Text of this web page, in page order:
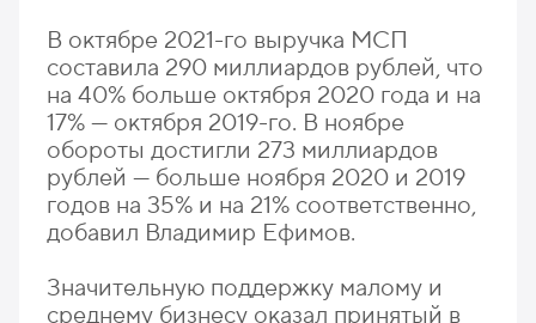
В октябре 2021-го выручка МСП
составила 290 миллиардов рублей, что
на 40% больше октября 2020 года и на
17% — октября 2019-го. В ноябре
обороты достигли 273 миллиардов
рублей — больше ноября 2020 и 2019
годов на 35% и на 21% соответственно,
добавил Владимир Ефимов.
Значительную поддержку малому и
среднему бизнесу оказал принятый в